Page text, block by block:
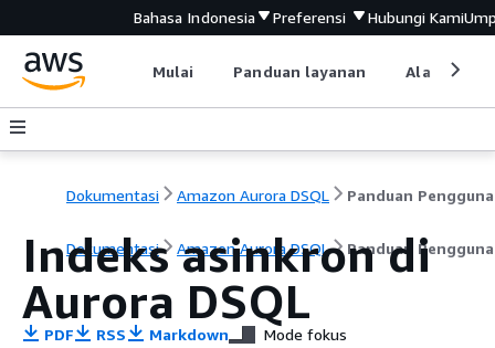
Bahasa Indonesia Preferensi Hubungi Kami
Mulai Panduan layanan Alat
Dokumentasi Amazon Aurora DSQL Panduan Pengguna
Dokumentasi Amazon Aurora DSQL Panduan Pengguna
Indeks asinkron di
Aurora DSQL
PDF RSS Markdown Mode fokus